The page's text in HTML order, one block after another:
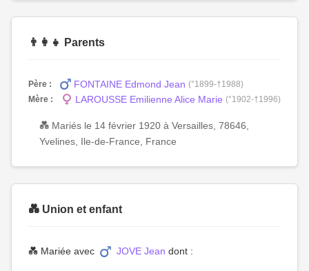
👨‍👩‍👧 Parents
Père : FONTAINE Edmond Jean (°1899-†1988)
Mère :
LAROUSSE Emilienne Alice Marie (°1902-†1996)
💑 Mariés le 14 février 1920 à Versailles, 78646,
Yvelines, Ile-de-France, France
💑 Union et enfant
💑 Mariée avec JOVE Jean dont :